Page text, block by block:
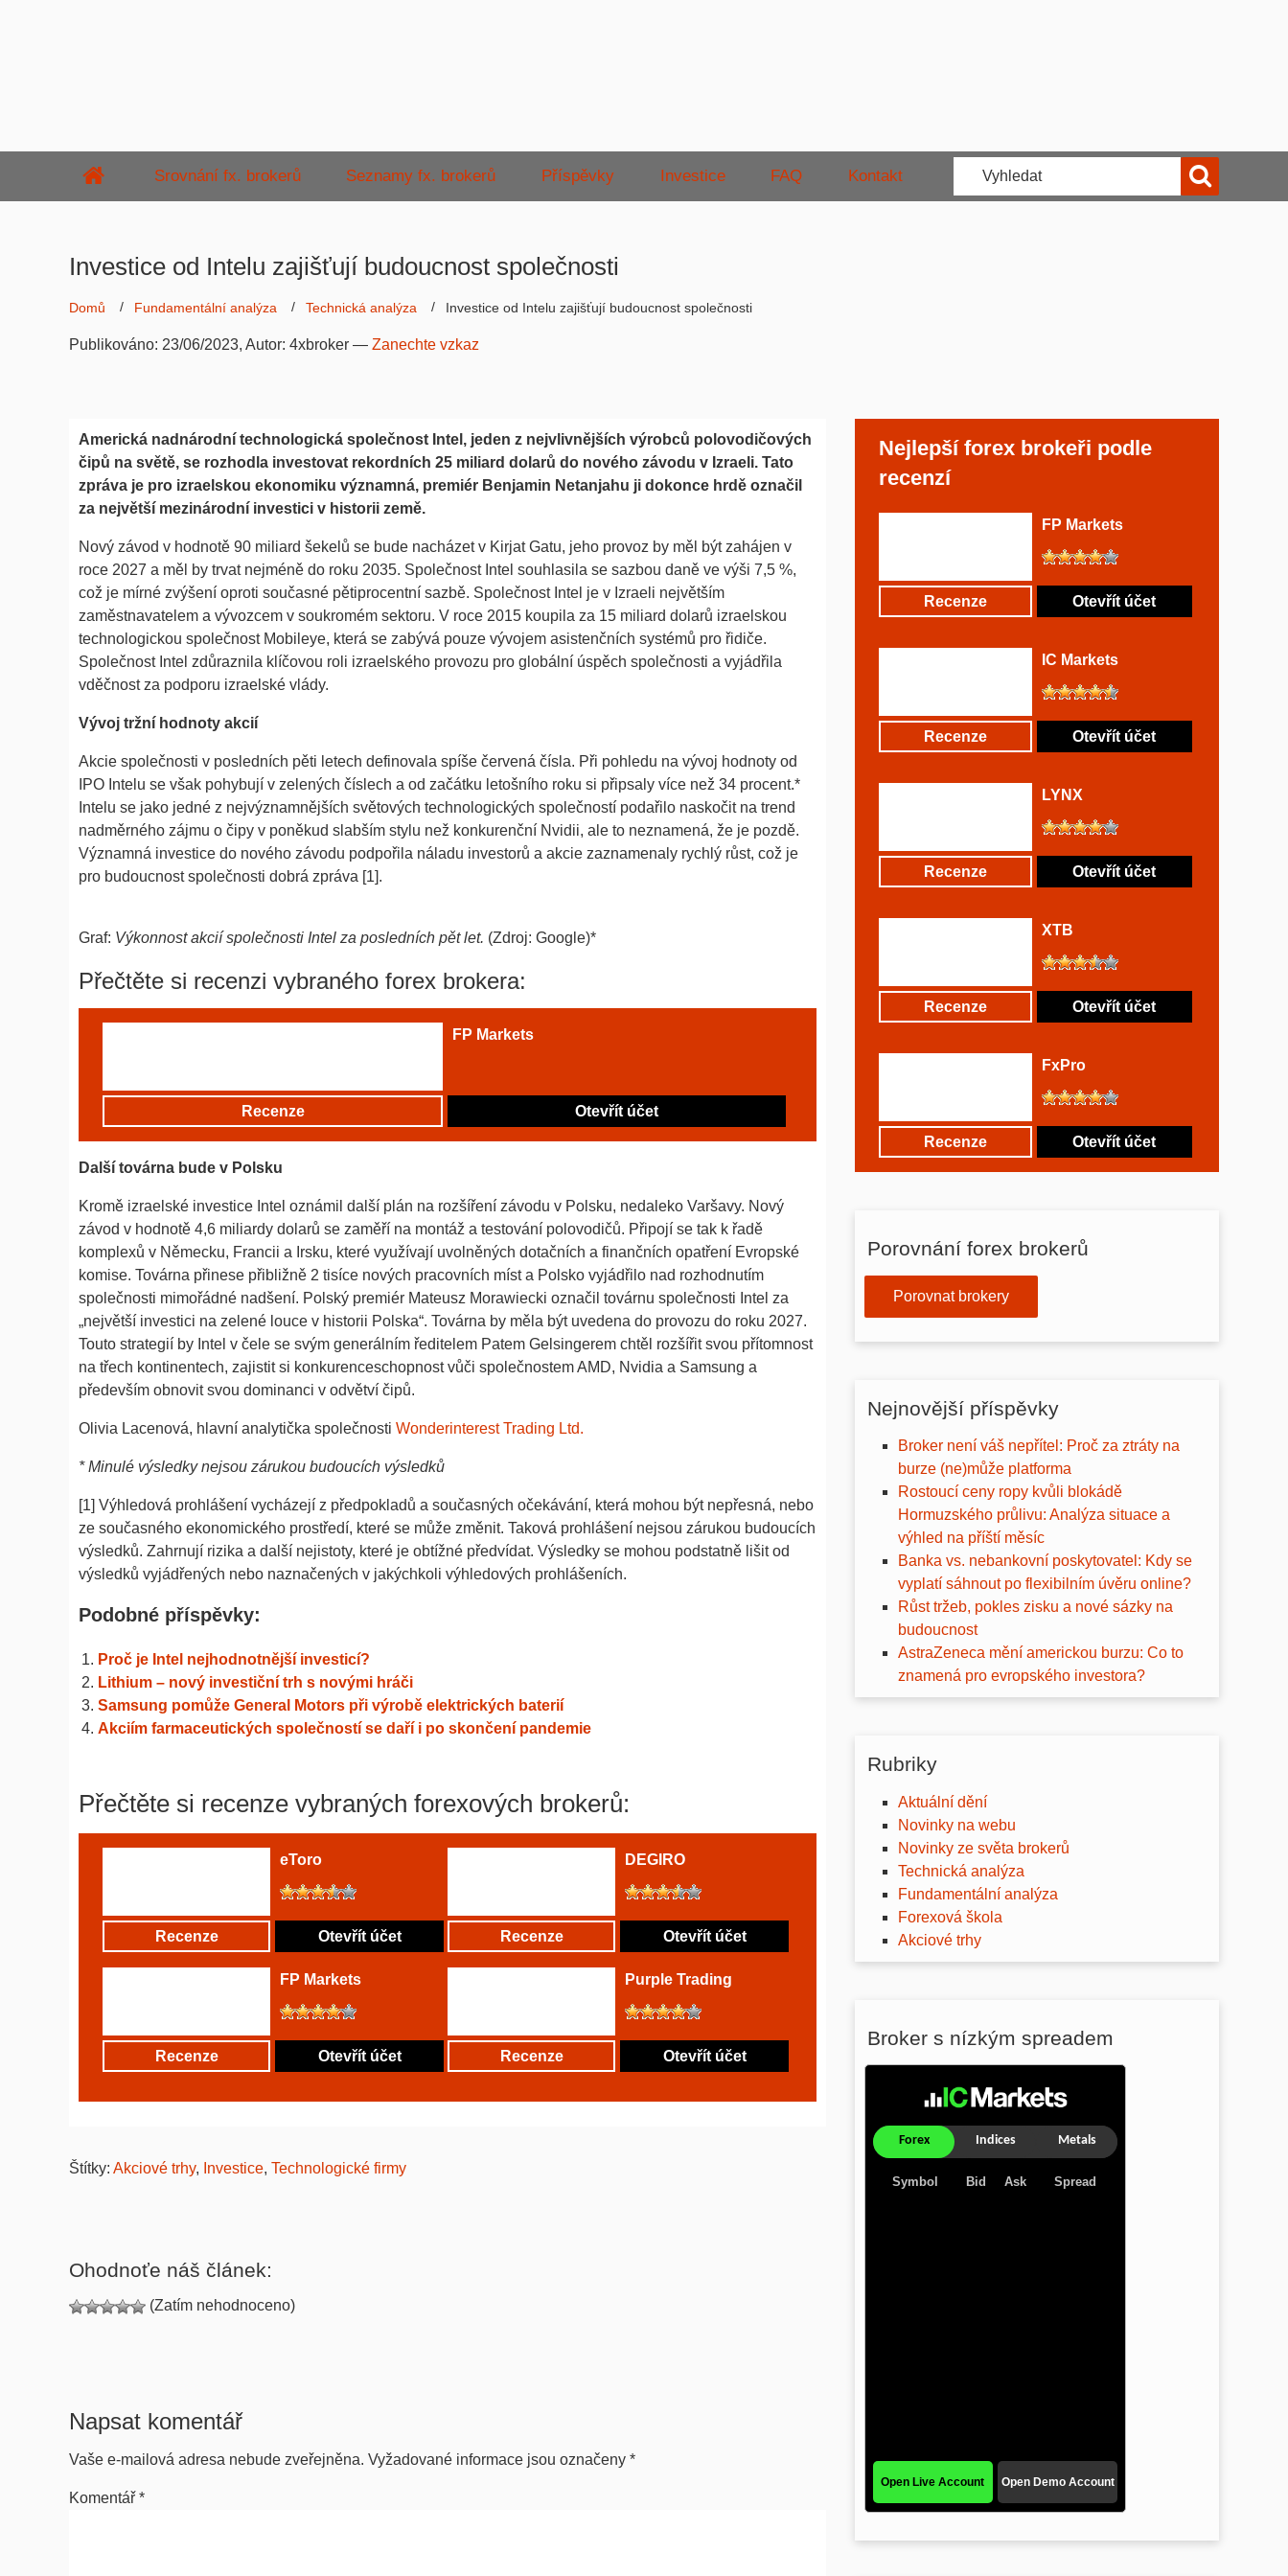
Srovnání fx. brokerů Seznamy fx. brokerů Příspěvky Investice FAQ Kontakt
Investice od Intelu zajišťují budoucnost společnosti
Domů Fundamentální analýza Technická analýza Investice od Intelu zajišťují budoucnost společnosti
Publikováno: 23/06/2023, Autor: 4xbroker — Zanechte vzkaz
Americká nadnárodní technologická společnost Intel, jeden z nejvlivnějších výrobců polovodičových
čipů na světě, se rozhodla investovat rekordních 25 miliard dolarů do nového závodu v Izraeli. Tato
zpráva je pro izraelskou ekonomiku významná, premiér Benjamin Netanjahu ji dokonce hrdě označil
za největší mezinárodní investici v historii země.
Nový závod v hodnotě 90 miliard šekelů se bude nacházet v Kirjat Gatu, jeho provoz by měl být zahájen v
roce 2027 a měl by trvat nejméně do roku 2035. Společnost Intel souhlasila se sazbou daně ve výši 7,5 %,
což je mírné zvýšení oproti současné pětiprocentní sazbě. Společnost Intel je v Izraeli největším
zaměstnavatelem a vývozcem v soukromém sektoru. V roce 2015 koupila za 15 miliard dolarů izraelskou
technologickou společnost Mobileye, která se zabývá pouze vývojem asistenčních systémů pro řidiče.
Společnost Intel zdůraznila klíčovou roli izraelského provozu pro globální úspěch společnosti a vyjádřila
vděčnost za podporu izraelské vlády.
Vývoj tržní hodnoty akcií
Akcie společnosti v posledních pěti letech definovala spíše červená čísla. Při pohledu na vývoj hodnoty od
IPO Intelu se však pohybují v zelených číslech a od začátku letošního roku si připsaly více než 34 procent.*
Intelu se jako jedné z nejvýznamnějších světových technologických společností podařilo naskočit na trend
nadměrného zájmu o čipy v poněkud slabším stylu než konkurenční Nvidii, ale to neznamená, že je pozdě.
Významná investice do nového závodu podpořila náladu investorů a akcie zaznamenaly rychlý růst, což je
pro budoucnost společnosti dobrá zpráva [1].
Graf: Výkonnost akcií společnosti Intel za posledních pět let. (Zdroj: Google)*
Přečtěte si recenzi vybraného forex brokera:
FP Markets
Recenze Otevřít účet
Další továrna bude v Polsku
Kromě izraelské investice Intel oznámil další plán na rozšíření závodu v Polsku, nedaleko Varšavy. Nový
závod v hodnotě 4,6 miliardy dolarů se zaměří na montáž a testování polovodičů. Připojí se tak k řadě
komplexů v Německu, Francii a Irsku, které využívají uvolněných dotačních a finančních opatření Evropské
komise. Továrna přinese přibližně 2 tisíce nových pracovních míst a Polsko vyjádřilo nad rozhodnutím
společnosti mimořádné nadšení. Polský premiér Mateusz Morawiecki označil továrnu společnosti Intel za
„největší investici na zelené louce v historii Polska“. Továrna by měla být uvedena do provozu do roku 2027.
Touto strategií by Intel v čele se svým generálním ředitelem Patem Gelsingerem chtěl rozšířit svou přítomnost
na třech kontinentech, zajistit si konkurenceschopnost vůči společnostem AMD, Nvidia a Samsung a
především obnovit svou dominanci v odvětví čipů.
Olivia Lacenová, hlavní analytička společnosti Wonderinterest Trading Ltd.
* Minulé výsledky nejsou zárukou budoucích výsledků
[1] Výhledová prohlášení vycházejí z předpokladů a současných očekávání, která mohou být nepřesná, nebo
ze současného ekonomického prostředí, které se může změnit. Taková prohlášení nejsou zárukou budoucích
výsledků. Zahrnují rizika a další nejistoty, které je obtížné předvídat. Výsledky se mohou podstatně lišit od
výsledků vyjádřených nebo naznačených v jakýchkoli výhledových prohlášeních.
Podobné příspěvky:
Proč je Intel nejhodnotnější investicí?
Lithium – nový investiční trh s novými hráči
Samsung pomůže General Motors při výrobě elektrických baterií
Akciím farmaceutických společností se daří i po skončení pandemie
Přečtěte si recenze vybraných forexových brokerů:
eToro
Recenze Otevřít účet
DEGIRO
Recenze Otevřít účet
FP Markets
Recenze Otevřít účet
Purple Trading
Recenze Otevřít účet
Štítky: Akciové trhy, Investice, Technologické firmy
Ohodnoťe náš článek:
(Zatím nehodnoceno)
Napsat komentář
Vaše e-mailová adresa nebude zveřejněna. Vyžadované informace jsou označeny *
Komentář *
Nejlepší forex brokeři podle
recenzí
FP Markets
Recenze Otevřít účet
IC Markets
Recenze Otevřít účet
LYNX
Recenze Otevřít účet
XTB
Recenze Otevřít účet
FxPro
Recenze Otevřít účet
Porovnání forex brokerů
Porovnat brokery
Nejnovější příspěvky
Broker není váš nepřítel: Proč za ztráty na
burze (ne)může platforma
Rostoucí ceny ropy kvůli blokádě
Hormuzského průlivu: Analýza situace a
výhled na příští měsíc
Banka vs. nebankovní poskytovatel: Kdy se
vyplatí sáhnout po flexibilním úvěru online?
Růst tržeb, pokles zisku a nové sázky na
budoucnost
AstraZeneca mění americkou burzu: Co to
znamená pro evropského investora?
Rubriky
Aktuální dění
Novinky na webu
Novinky ze světa brokerů
Technická analýza
Fundamentální analýza
Forexová škola
Akciové trhy
Broker s nízkým spreadem